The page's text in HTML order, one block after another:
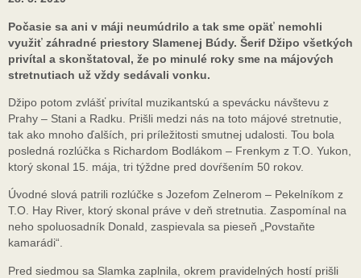
Počasie sa ani v máji neumúdrilo a tak sme opäť nemohli
využiť záhradné priestory Slamenej Búdy. Šerif Džipo všetkých
privítal a skonštatoval, že po minulé roky sme na májových
stretnutiach už vždy sedávali vonku.
Džipo potom zvlášť privítal muzikantskú a spevácku návštevu z
Prahy – Stani a Radku. Prišli medzi nás na toto májové stretnutie,
tak ako mnoho ďalších, pri príležitosti smutnej udalosti. Tou bola
posledná rozlúčka s Richardom Bodlákom – Frenkym z T.O. Yukon,
ktorý skonal 15. mája, tri týždne pred dovŕšením 50 rokov.
Úvodné slová patrili rozlúčke s Jozefom Zelnerom – Pekelníkom z
T.O. Hay River, ktorý skonal práve v deň stretnutia. Zaspomínal na
neho spoluosadník Donald, zaspievala sa pieseň „Povstaňte
kamarádi“.
Pred siedmou sa Slamka zaplnila, okrem pravidelných hostí prišli